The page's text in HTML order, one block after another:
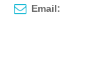
Email: